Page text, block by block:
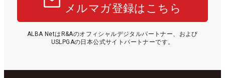
メルマガ登録はこちら
ALBA NetはR&Aのオフィシャルデジタルパートナー、および
USLPGAの日本公式サイトパートナーです。